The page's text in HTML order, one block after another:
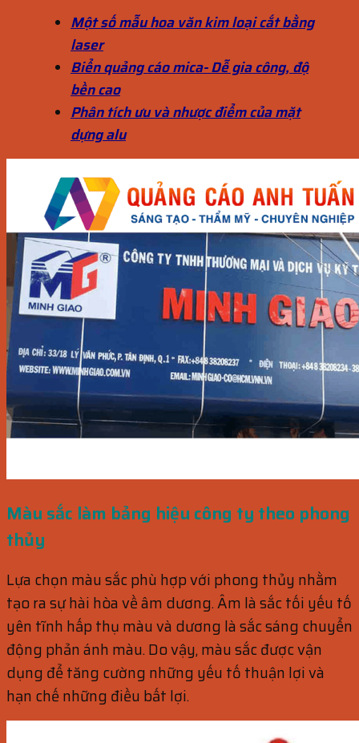
Một số mẫu hoa văn kim loại cắt bằng
laser
Biển quảng cáo mica- Dễ gia công, độ
bền cao
Phân tích ưu và nhược điểm của mặt
dựng alu
Màu sắc làm bảng hiệu công ty theo phong
thủy
Lựa chọn màu sắc phù hợp với phong thủy nhằm
tạo ra sự hài hòa về âm dương. Âm là sắc tối yếu tố
yên tĩnh hấp thụ màu và dương là sắc sáng chuyển
động phản ánh màu. Do vậy, màu sắc được vận
dụng để tăng cường những yếu tố thuận lợi và
hạn chế những điều bất lợi.